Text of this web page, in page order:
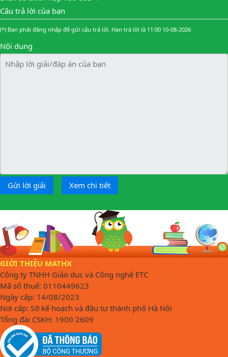
Câu trả lời của bạn
(*) Bạn phải đăng nhập để gửi câu trả lời. Hạn trả lời là 11:00 10-08-2026
Nội dung
Gửi lời giải Xem chi tiết
GIỚI THIỆU MATHX
Công ty TNHH Giáo dục và Công nghệ ETC
Mã số thuế: 0110449623
Ngày cấp: 14/08/2023
Nơi cấp: Sở kế hoạch và đầu tư thành phố Hà Nội
Tổng đài CSKH: 1900 2609